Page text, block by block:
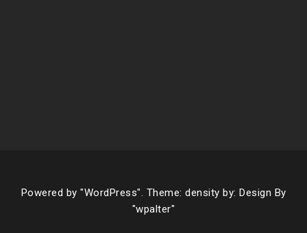
Powered by "WordPress". Theme: density by: Design By
"wpalter"